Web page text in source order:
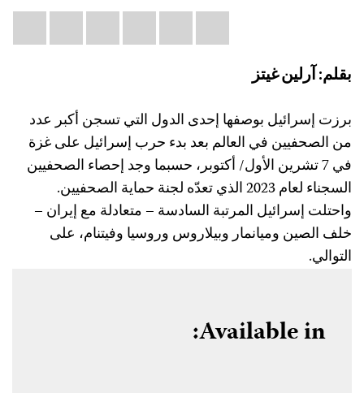
this:
بقلم: آرلين غيتز
برزت إسرائيل بوصفها إحدى الدول التي تسجن أكبر عدد
من الصحفيين في العالم بعد بدء حرب إسرائيل على غزة
في 7 تشرين الأول/ أكتوبر، حسبما وجد إحصاء الصحفيين
السجناء لعام 2023 الذي تعدّه لجنة حماية الصحفيين.
واحتلت إسرائيل المرتبة السادسة – متعادلة مع إيران –
خلف الصين وميانمار وبيلاروس وروسيا وفيتنام، على
التوالي.
Available in: